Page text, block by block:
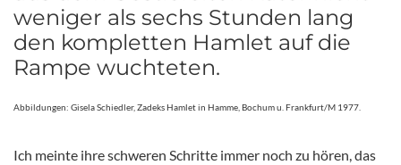
weniger als sechs Stunden lang
den kompletten Hamlet auf die
Rampe wuchteten.
Abbildungen: Gisela Schiedler, Zadeks Hamlet in Hamme, Bochum u. Frankfurt/M 1977.
Ich meinte ihre schweren Schritte immer noch zu hören, das